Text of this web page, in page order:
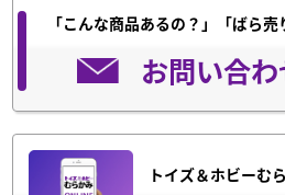
「こんな商品あるの？」「ばら
お問い合
トイズ＆ホビーむ